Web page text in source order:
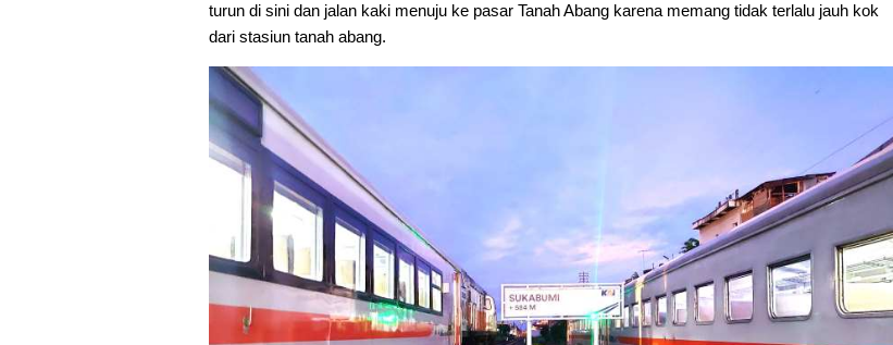
turun di sini dan jalan kaki menuju ke pasar Tanah Abang karena memang tidak terlalu jauh kok
dari stasiun tanah abang.